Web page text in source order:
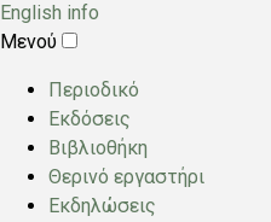
English info
menu
Μενού
Περιοδικό
Εκδόσεις
Βιβλιοθήκη
Θερινό εργαστήρι
Εκδηλώσεις